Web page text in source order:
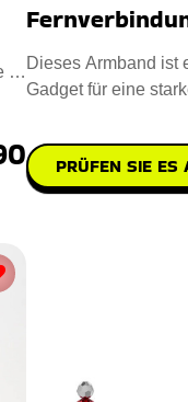
ist
Dieses Armband ist
Gadget für eine
PRÜFEN SIE ES